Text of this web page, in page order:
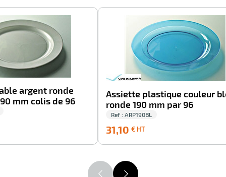
argent ronde
mm colis de 96
Assiette plastique couleur
ronde 190 mm par 96
Ref : ARP190BL
31,10 € HT
HT